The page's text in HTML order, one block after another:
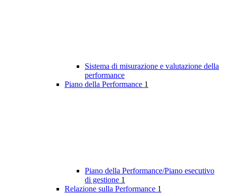
Sistema di misurazione e valutazione della
performance
Piano della Performance 1
Piano della Performance/Piano esecutivo
di gestione 1
Relazione sulla Performance 1